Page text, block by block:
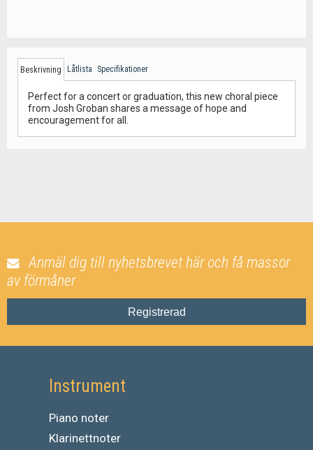
Beskrivning Låtlista Specifikationer
Perfect for a concert or graduation, this new choral piece
from Josh Groban shares a message of hope and
encouragement for all.
Anmäl dig till nyhetsbrevet här och få massor
av förmåner
Registrerad
Instrument
Piano noter
Klarinettnoter